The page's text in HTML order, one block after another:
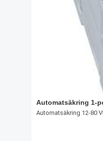
Automatsäkring 1-
Automatsäkring 12-80